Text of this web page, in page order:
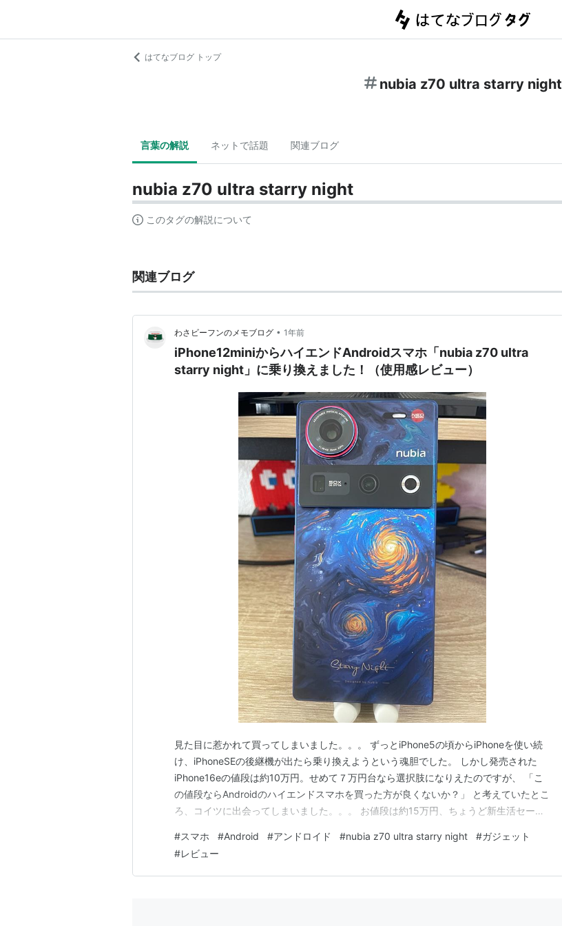
はてなブログ トップ
nubia z70 ultra starry night
言葉の解説 ネットで話題 関連ブログ
nubia z70 ultra starry night
このタグの解説について
関連ブログ
わさビーフンのメモブログ • 1年前
iPhone12miniからハイエンドAndroidスマホ「nubia z70 ultra
starry night」に乗り換えました！（使用感レビュー）
見た目に惹かれて買ってしまいました。。。 ずっとiPhone5の頃からiPhoneを使い続
け、iPhoneSEの後継機が出たら乗り換えようという魂胆でした。 しかし発売された
iPhone16eの値段は約10万円。せめて７万円台なら選択肢になりえたのですが、 「こ
の値段ならAndroidのハイエンドスマホを買った方が良くないか？」 と考えていたとこ
ろ、コイツに出会ってしまいました。。。 お値段は約15万円、ちょうど新生活セール
Androidにでも乗り換えちゃおうかな？」というiPhoneユーザの方も居るかと思…
#スマホ #Android #アンドロイド #nubia z70 ultra starry night #ガジェット
#レビュー